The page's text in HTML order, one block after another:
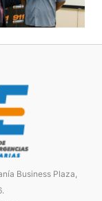
Business Plaza,